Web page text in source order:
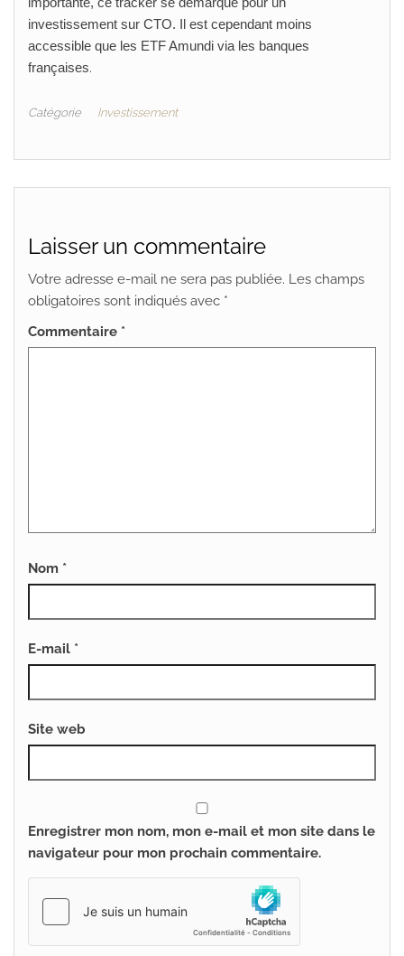
investissement sur CTO. Il est cependant moins
accessible que les ETF Amundi via les banques
françaises.
Catégorie Investissement
Laisser un commentaire
Votre adresse e-mail ne sera pas publiée. Les champs
obligatoires sont indiqués avec *
Commentaire *
Nom *
E-mail *
Site web
Enregistrer mon nom, mon e-mail et mon site dans le
navigateur pour mon prochain commentaire.